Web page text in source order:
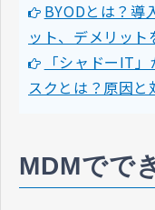
BYODとは？導
ット、デメリット
「シャドーIT
スクとは？原因と
MDMでで